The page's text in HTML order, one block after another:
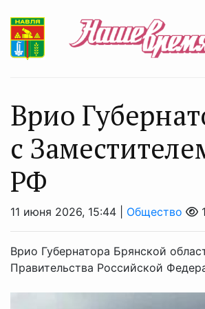
Врио
с
РФ
11 июня 2026, 15:44 | Общество
Врио Губернатора Брянской
Правительства Российской